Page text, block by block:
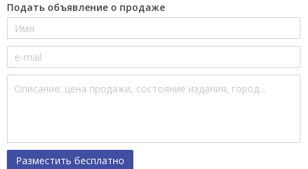
Подать объявление о продаже
Разместить бесплатно